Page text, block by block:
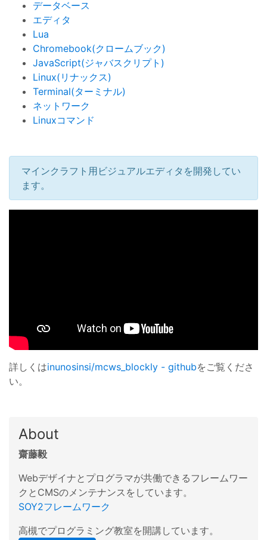
データベース
エディタ
Lua
Chromebook(クロームブック)
JavaScript(ジャバスクリプト)
Linux(リナックス)
Terminal(ターミナル)
ネットワーク
Linuxコマンド
マインクラフト用ビジュアルエディタを開発してい
ます。
詳しくはinunosinsi/mcws_blockly - githubをご覧くださ
い。
About
齋藤毅
Webデザイナとプログラマが共働できるフレームワー
クとCMSのメンテナンスをしています。
SOY2フレームワーク
高槻でプログラミング教室を開講しています。